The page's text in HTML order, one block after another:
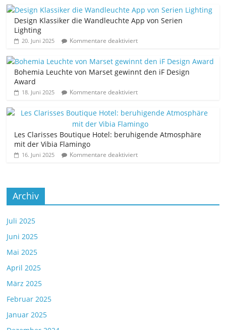
Design Klassiker die Wandleuchte App von Serien
Lighting
20. Juni 2025 Kommentare deaktiviert
Bohemia Leuchte von Marset gewinnt den iF Design
Award
18. Juni 2025 Kommentare deaktiviert
Les Clarisses Boutique Hotel: beruhigende Atmosphäre
mit der Vibia Flamingo
16. Juni 2025 Kommentare deaktiviert
Archiv
Juli 2025
Juni 2025
Mai 2025
April 2025
März 2025
Februar 2025
Januar 2025